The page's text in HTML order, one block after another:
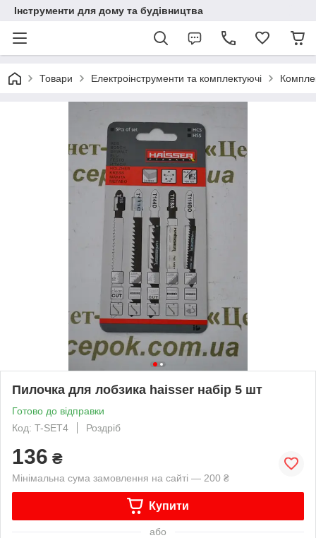
Інструменти для дому та будівництва
Товари Електроінструменти та комплектуючі
Пилочка для лобзика haisser набір 5 шт
Готово до відправки
Код: T-SET4
Роздріб
136 ₴
Мінімальна сума замовлення на сайті — 200 ₴
Купити
або